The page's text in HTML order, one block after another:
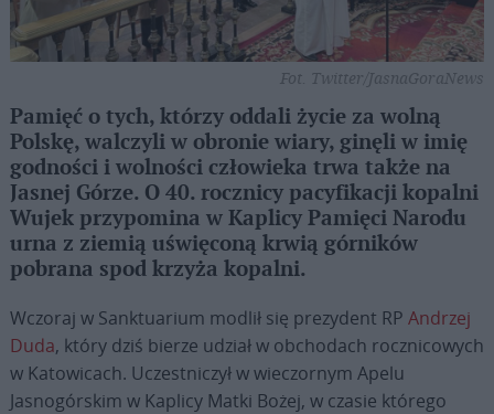
Fot. Twitter/JasnaGoraNews
Pamięć o tych, którzy oddali życie za wolną
Polskę, walczyli w obronie wiary, ginęli w imię
godności i wolności człowieka trwa także na
Jasnej Górze. O 40. rocznicy pacyfikacji kopalni
Wujek przypomina w Kaplicy Pamięci Narodu
urna z ziemią uświęconą krwią górników
pobrana spod krzyża kopalni.
Wczoraj w Sanktuarium modlił się prezydent RP Andrzej
Duda, który dziś bierze udział w obchodach rocznicowych
w Katowicach. Uczestniczył w wieczornym Apelu
Jasnogórskim w Kaplicy Matki Bożej, w czasie którego